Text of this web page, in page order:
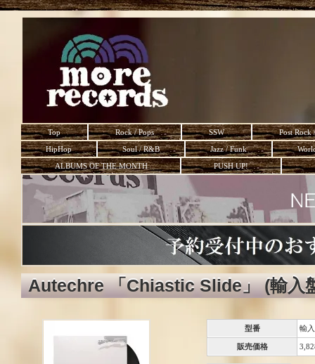
Top Rock / Pops SSW
Post Rock
HipHop
Soul / R&B Jazz / Funk
ALBUMS OF THE MONTH
PUSH UP!
Autechre 「Chiastic Slide」 (輸入
型番 輸
販売価格